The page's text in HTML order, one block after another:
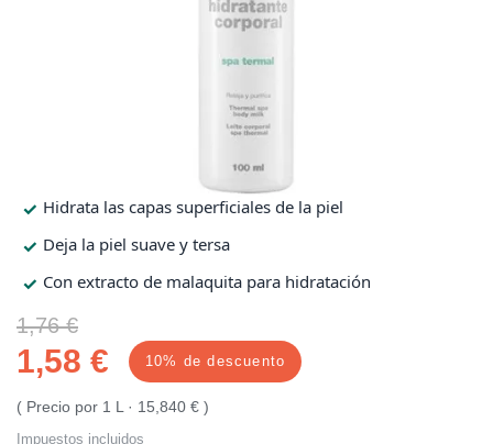
Ortopedia
Salud
Ortopedia
Salud
Hidrata las capas superficiales de la piel
Deja la piel suave y tersa
Con extracto de malaquita para hidratación
1,76 €
1,58 € 10% de descuento
Precio por 1 L · 15,840 €
Impuestos incluidos